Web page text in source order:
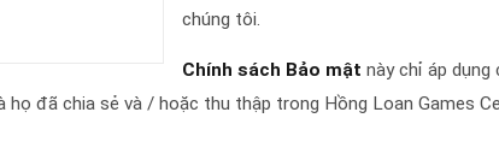
chúng tôi.
Chính sách Bảo mật này chỉ áp
đã chia sẻ và / hoặc thu thập trong Hồng Loan Games